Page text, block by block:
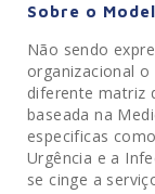
Sobre o
Não sendo
organizacional
diferente matriz
baseada na
especificas
Urgência e a
se cinge a